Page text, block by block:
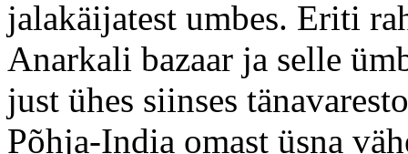
jalakäijatest umbes. Eriti
Anarkali bazaar ja selle
just ühes siinses
Põhja-India omast üsna